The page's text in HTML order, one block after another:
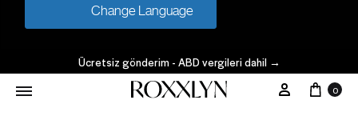
Ücretsiz gönderim - ABD vergileri dahil →
Hesabım
0